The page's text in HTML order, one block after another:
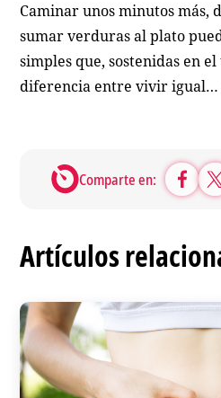
Caminar unos minutos más,
sumar verduras al plato
simples que, sostenidas en
diferencia entre vivir igual…
Comparte en:
Artículos